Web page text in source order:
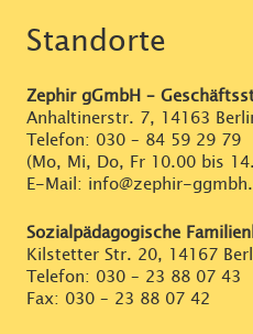
Standorte
Zephir gGmbH –
Anhaltinerstr. 7, 14163
Telefon: 030 – 84 59 29 79
(Mo, Mi, Do, Fr 10.00 bis
E-Mail: info@zephir-
Sozialpädagogische
Kilstetter Str. 20, 14167
Telefon: 030 – 23 88 07 43
Fax: 030 – 23 88 07 42